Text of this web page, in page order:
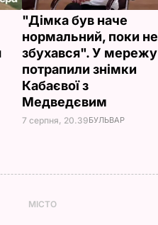
"Дімка був наче
нормальний, поки не
збухався". У мережу
потрапили знімки
Кабаєвої з
Медведєвим
7 серпня, 20.39БУЛЬВАР
МІСТО